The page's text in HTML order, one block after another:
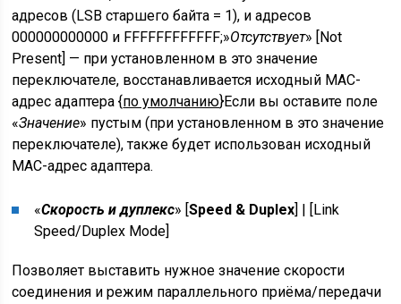
адресов (LSB старшего байта = 1), и адресов
000000000000 и FFFFFFFFFFFF;»Отсутствует» [Not
Present] — при установленном в это значение
переключателе, восстанавливается исходный MAC-
адрес адаптера {по умолчанию}Если вы оставите поле
«Значение» пустым (при установленном в это значение
переключателе), также будет использован исходный
MAC-адрес адаптера.
«Скорость и дуплекс» [Speed & Duplex] | [Link
Speed/Duplex Mode]
Позволяет выставить нужное значение скорости
соединения и режим параллельного приёма/передачи